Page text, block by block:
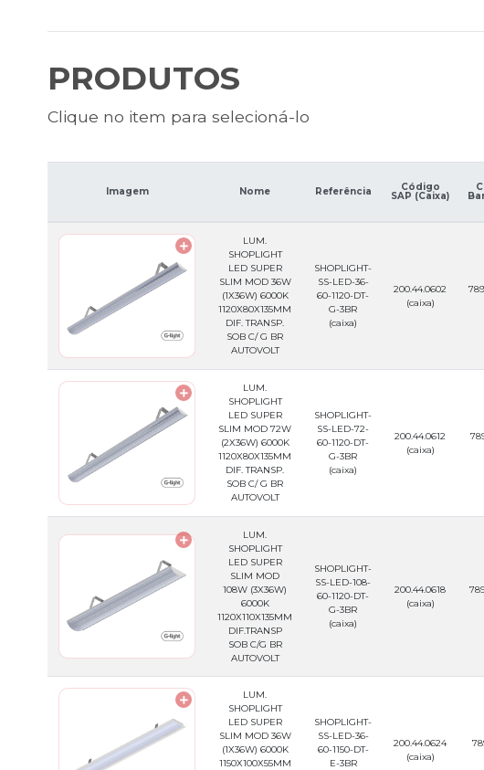
PRODUTOS
Clique no item para selecioná-lo
Imagem Nome Referência Código
SAP (Caixa)
LUM.
SHOPLIGHT
LED SUPER
SLIM MOD 36W
(1X36W) 6000K
1120X80X135MM
DIF. TRANSP.
SOB C/ G BR
AUTOVOLT
SHOPLIGHT-
SS-LED-36-
60-1120-DT-
G-3BR
(caixa)
200.44.0602
(caixa)
LUM.
SHOPLIGHT
LED SUPER
SLIM MOD 72W
(2X36W) 6000K
1120X80X135MM
DIF. TRANSP.
SOB C/ G BR
AUTOVOLT
SHOPLIGHT-
SS-LED-72-
60-1120-DT-
G-3BR
(caixa)
200.44.0612
(caixa)
LUM.
SHOPLIGHT
LED SUPER
SLIM MOD
108W (3X36W)
6000K
1120X110X135MM
DIF.TRANSP
SOB C/G BR
AUTOVOLT
SHOPLIGHT-
SS-LED-108-
60-1120-DT-
G-3BR
(caixa)
200.44.0618
(caixa)
LUM.
SHOPLIGHT
LED SUPER
SLIM MOD 36W
(1X36W) 6000K
1150X100X55MM
SHOPLIGHT-
SS-LED-36-
60-1150-DT-
E-3BR
200.44.0624
(caixa)